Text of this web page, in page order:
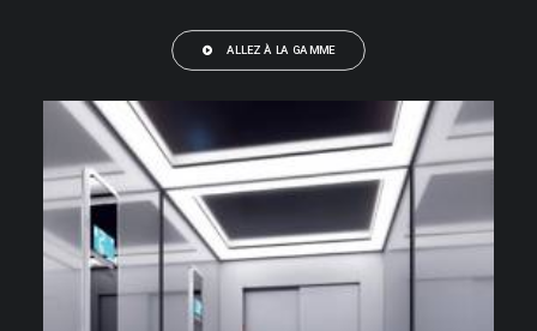
ALLEZ À LA GAMME